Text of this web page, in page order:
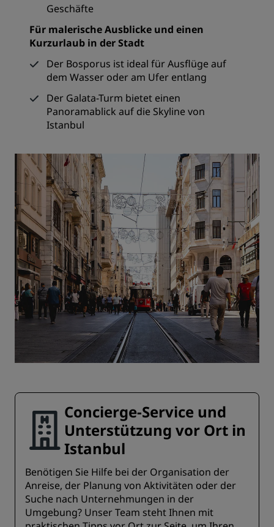
Geschäfte
Für malerische Ausblicke und einen
Kurzurlaub in der Stadt
Der Bosporus ist ideal für Ausflüge auf
dem Wasser oder am Ufer entlang
Der Galata-Turm bietet einen
Panoramablick auf die Skyline von
Istanbul
Concierge-Service und
Unterstützung vor Ort in
Istanbul
Benötigen Sie Hilfe bei der Organisation der
Anreise, der Planung von Aktivitäten oder der
Suche nach Unternehmungen in der
Umgebung? Unser Team steht Ihnen mit